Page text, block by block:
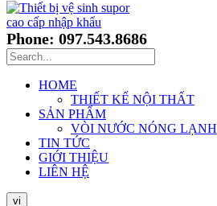
Phone: 097.543.8686
HOME
THIẾT KẾ NỘI THẤT
SẢN PHẨM
VÒI NƯỚC NÓNG LẠNH
TIN TỨC
GIỚI THIỆU
LIÊN HỆ
vi